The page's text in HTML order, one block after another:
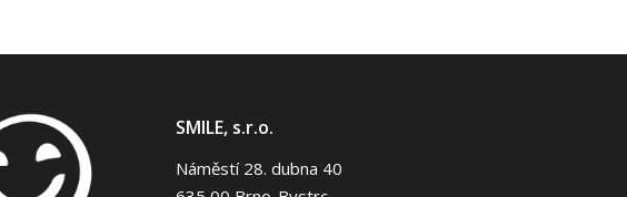
SMILE, s.r.o.
Náměstí 28. dubna 40